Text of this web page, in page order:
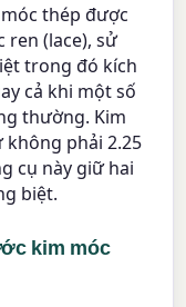
thép được
ren (lace), sử
trong đó kích
cả khi một số
thường. Kim
không phải 2.25
cụ này giữ hai
biệt.
kim móc